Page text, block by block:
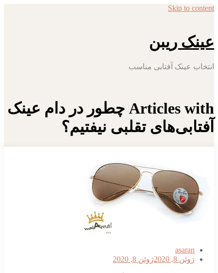
Skip to content
عینک ریبن
انتخاب عینک آفتابی مناسب
Articles with چطور در دام عینک‌
آفتابی‌های تقلبی نیفتیم؟
asaran
ژوئن 8, 2020
ژوئن 8, 2020